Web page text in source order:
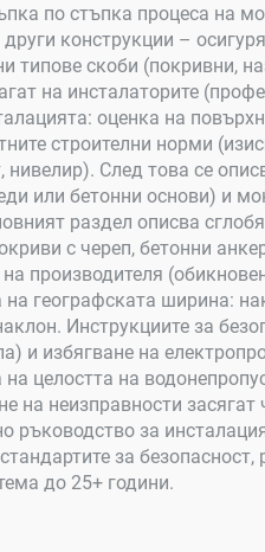
по стъпка процеса на
конструкции –
типове скоби (покривни,
на инсталаторите
оценка на
строителни норми
След това се
или бетонни основи) и
раздел описва
с череп, бетонни
производителя
географската ширина:
Инструкциите за
и избягване на
целостта на
на неизправности
за
за
до 25+ години.